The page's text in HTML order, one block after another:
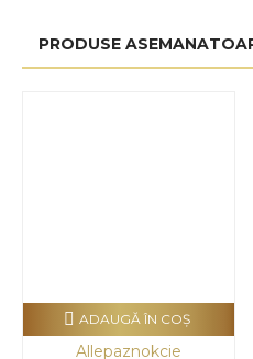
PRODUSE
Allepaznokcie
ADAUGĂ ÎN COŞ